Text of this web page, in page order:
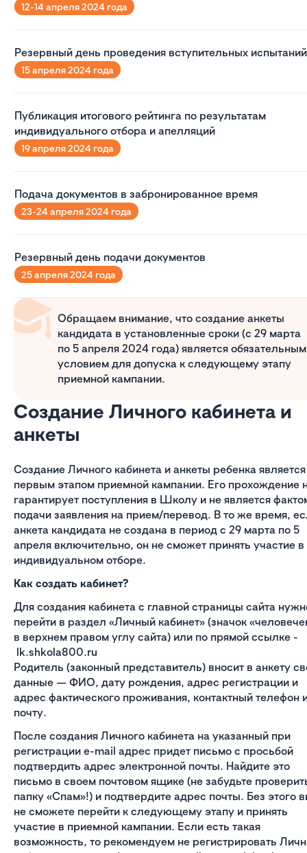
12-14 апреля 2024 года
Резервный день проведения вступительных испытаний
15 апреля 2024 года
Публикация итогового рейтинга по результатам
индивидуального отбора и апелляций
19 апреля 2024 года
Подача документов в забронированное время
23-24 апреля 2024 года
Резервный день подачи документов
25 апреля 2024 года
Обращаем внимание, что создание анкеты
кандидата в установленные сроки (с 29 марта
по 5 апреля 2024 года) является обязательным
условием для допуска к следующему этапу
приемной кампании.
Создание Личного кабинета и
анкеты
Создание Личного кабинета и анкеты ребенка является
первым этапом приемной кампании. Его прохождение
гарантирует поступления в Школу и не является
подачи заявления на прием/перевод. В то же время,
анкета кандидата не создана в период с 29 марта по 5
апреля включительно, он не сможет принять участие в
индивидуальном отборе.
Как создать кабинет?
Для создания кабинета с главной страницы сайта
перейти в раздел «Личный кабинет» (значок
в верхнем правом углу сайта) или по прямой ссылке -
lk.shkola800.ru
Родитель (законный представитель) вносит в анкету
данные — ФИО, дату рождения, адрес регистрации и
адрес фактического проживания, контактный телефон
почту.
После создания Личного кабинета на указанный при
регистрации e-mail адрес придет письмо с просьбой
подтвердить адрес электронной почты. Найдите это
письмо в своем почтовом ящике (не забудьте
папку «Спам»!) и подтвердите адрес почты. Без этого
не сможете перейти к следующему этапу и принять
участие в приемной кампании. Если есть такая
возможность, то рекомендуем не регистрировать